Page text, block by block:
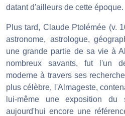
datant d'ailleurs de cette époque.
Plus tard, Claude Ptolémée (v.
astronome, astrologue,
une grande partie de sa vie à
nombreux savants, fut l'un
moderne à travers ses
plus célèbre, l'Almageste,
lui-même une exposition du
aujourd'hui encore une